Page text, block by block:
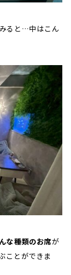
ると…中はこん
な種類のお席が
ことができま